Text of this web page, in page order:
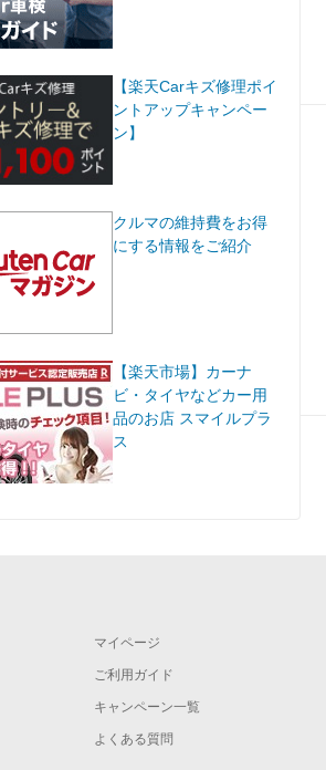
【楽天Carキズ修理ポイ
ントアップキャンペー
ン】
クルマの維持費をお得
にする情報をご紹介
【楽天市場】カーナ
ビ・タイヤなどカー用
品のお店 スマイルプラ
ス
マイページ
ご利用ガイド
キャンペーン一覧
よくある質問